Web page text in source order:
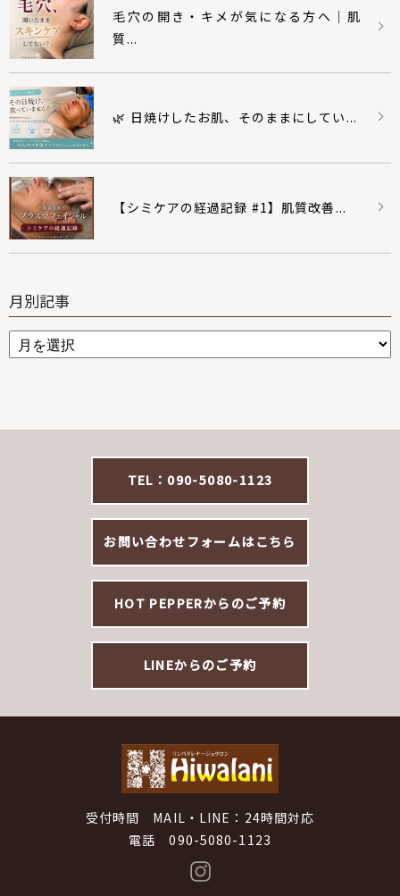
毛穴の開き・キメが気になる方へ｜肌
質...
🌿 日焼けしたお肌、そのままにしてい...
【シミケアの経過記録 #1】肌質改善...
月別記事
TEL：090-5080-1123
お問い合わせフォームはこちら
HOT PEPPERからのご予約
LINEからのご予約
受付時間 MAIL・LINE：24時間対応
電話 090-5080-1123